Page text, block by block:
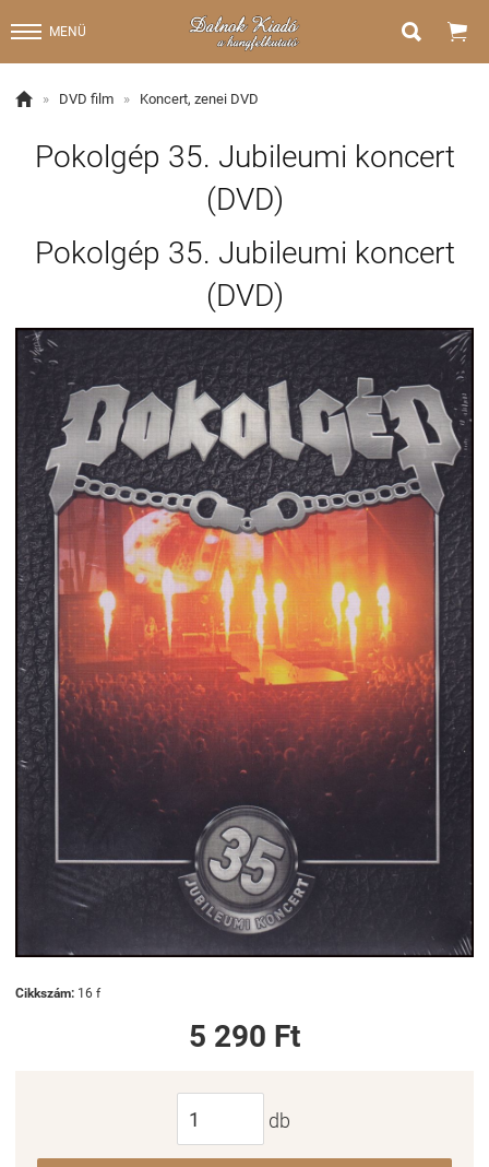
MENÜ  
 » DVD film » Koncert, zenei DVD
Pokolgép 35. Jubileumi koncert
(DVD)
Pokolgép 35. Jubileumi koncert
(DVD)
Cikkszám: 16 f
5 290 Ft
db